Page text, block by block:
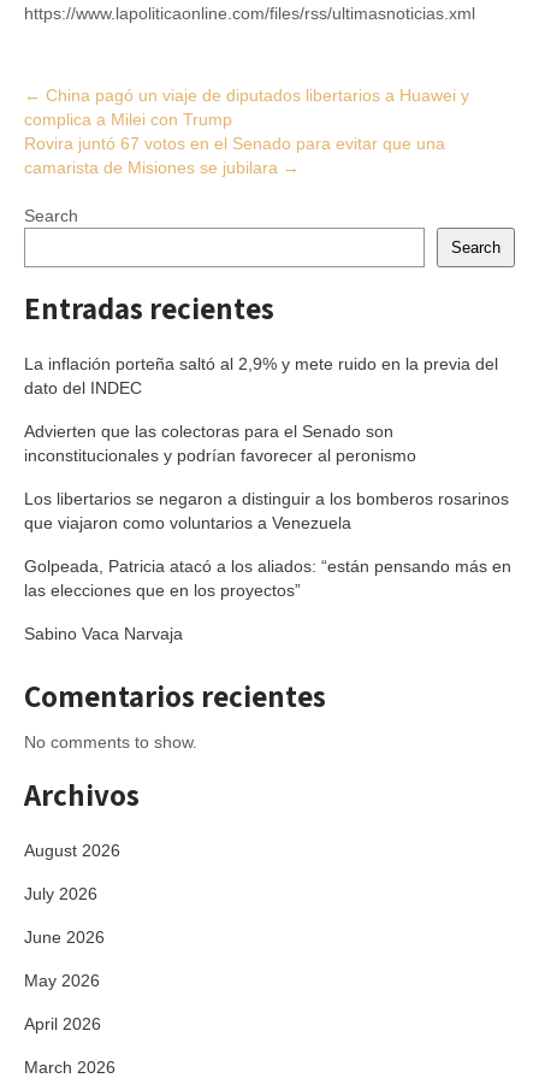
https://www.lapoliticaonline.com/files/rss/ultimasnoticias.xml
Post
navigation
← China pagó un viaje de diputados libertarios a Huawei y
complica a Milei con Trump
Rovira juntó 67 votos en el Senado para evitar que una
camarista de Misiones se jubilara →
Search
Search
Entradas recientes
La inflación porteña saltó al 2,9% y mete ruido en la previa del
dato del INDEC
Advierten que las colectoras para el Senado son
inconstitucionales y podrían favorecer al peronismo
Los libertarios se negaron a distinguir a los bomberos rosarinos
que viajaron como voluntarios a Venezuela
Golpeada, Patricia atacó a los aliados: “están pensando más en
las elecciones que en los proyectos”
Sabino Vaca Narvaja
Comentarios recientes
No comments to show.
Archivos
August 2026
July 2026
June 2026
May 2026
April 2026
March 2026